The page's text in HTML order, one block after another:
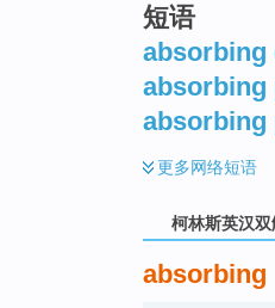
短语
absorbing
absorbing
absorbing
更多网络短语
柯林斯英汉
absorbing